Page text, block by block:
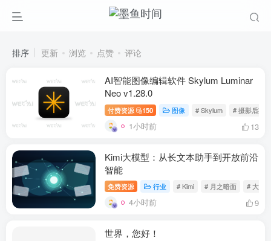
排序 更新 浏览 点赞 评论
AI智能图像编辑软件 Skylum Luminar
Neo v1.28.0
付费资源 150 图像 # Skylum # 摄影后期
1小时前 13
Kimi大模型：从长文本助手到开放前沿
智能
免费资源 行业 # Kimi # 月之暗面 # 大模
4小时前 9
世界，您好！